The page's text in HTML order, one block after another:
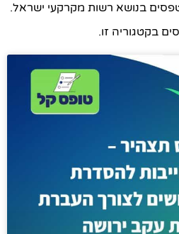
בנושא רשות מקרקעי ישראל.